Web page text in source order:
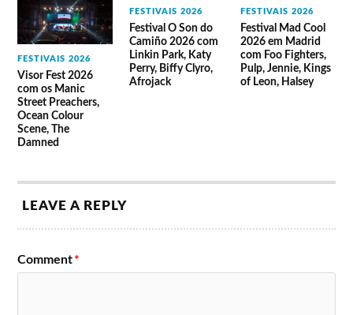
FESTIVAIS 2026
Visor Fest 2026
com os Manic
Street Preachers,
Ocean Colour
Scene, The
Damned
FESTIVAIS 2026
Festival O Son do
Camiño 2026 com
Linkin Park, Katy
Perry, Biffy Clyro,
Afrojack
FESTIVAIS 2026
Festival Mad Cool
2026 em Madrid
com Foo Fighters,
Pulp, Jennie, Kings
of Leon, Halsey
LEAVE A REPLY
Comment*